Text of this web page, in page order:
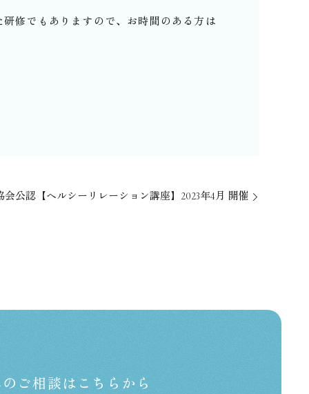
修でもありますので、お時間のある方は
会公認【ヘルシーリレーション講座】2023年4月 開催
ご相談はこちらから